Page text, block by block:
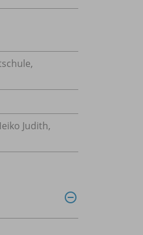
Judith,